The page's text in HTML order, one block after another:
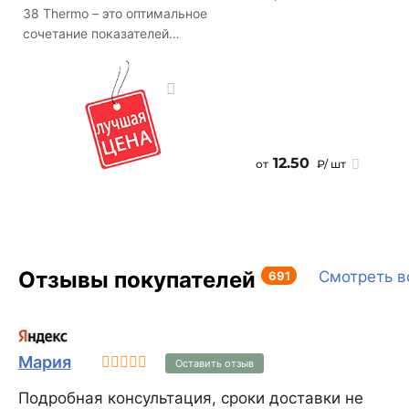
38 Thermo – это оптимальное
сочетание показателей
Он более тёплый, чем
КЕRАКАМ 38, но немного
проигрывает ему в прочности,
однако её достаточно для
возведения несущих стен
зданий до 5-ти этажей.
от 12.50 ₽/ шт
Отзывы покупателей 691 Смотреть
Мария Оставить отзыв
Подробная консультация, сроки доставки не